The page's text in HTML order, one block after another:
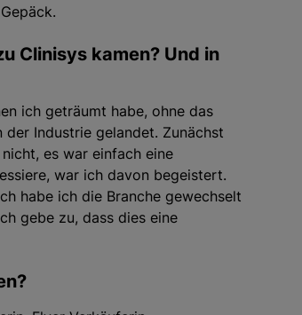
Clinisys kamen? Und in
ich geträumt habe, ohne das
Industrie gelandet. Zunächst
es war einfach eine
war ich davon begeistert.
habe ich die Branche gewechselt
gebe zu, dass dies eine
?